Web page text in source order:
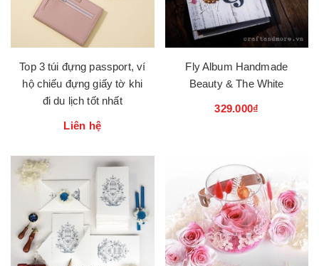
Top 3 túi đựng passport, ví
hộ chiếu đựng giấy tờ khi
đi du lịch tốt nhất
Liên hệ
Fly Album Handmade
Beauty & The White
329.000₫